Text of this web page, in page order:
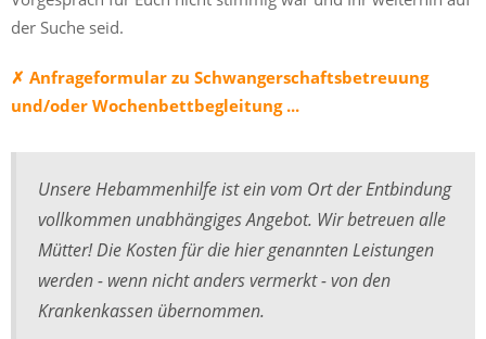
der Suche seid.
✗ Anfrageformular zu Schwangerschaftsbetreuung
und/oder Wochenbettbegleitung ...
Unsere Hebammenhilfe ist ein vom Ort der Entbindung
vollkommen unabhängiges Angebot. Wir betreuen alle
Mütter! Die Kosten für die hier genannten Leistungen
werden - wenn nicht anders vermerkt - von den
Krankenkassen übernommen.